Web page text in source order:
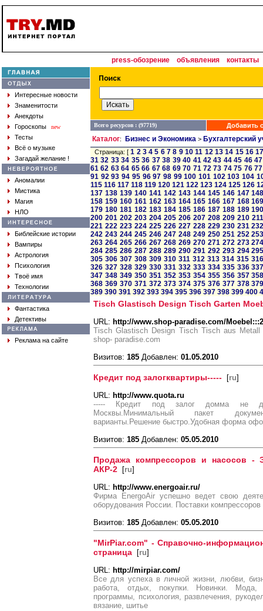
press-обозрение объявления контакты
Интересные новости
Знаменитости
Анекдоты
Гороскопы
new
Тесты
Всё о музыке
Загадай желание !
Аномалии
Мистика
Магия
НЛО
Библейские истории
Вампиры
Астрология
Психология
Твоё имя
Технологии
Фантастика
Детективы
Реклама на сайте
Всего ресурсов : (97719) Добавить
Каталог: Бизнес и Экономика > Бухгалтерский
Страница: [1 2 3 4 5 6 7 8 9 10 11 12 13 14 15 16
31 32 33 34 35 36 37 38 39 40 41 42 43 44 45 46 47
61 62 63 64 65 66 67 68 69 70 71 72 73 74 75 76 77
91 92 93 94 95 96 97 98 99 100 101 102 103 104
115 116 117 118 119 120 121 122 123 124 125 126
137 138 139 140 141 142 143 144 145 146 147
158 159 160 161 162 163 164 165 166 167 168
179 180 181 182 183 184 185 186 187 188 189
200 201 202 203 204 205 206 207 208 209 210 211
221 222 223 224 225 226 227 228 229 230 231
242 243 244 245 246 247 248 249 250 251 252
263 264 265 266 267 268 269 270 271 272 273
284 285 286 287 288 289 290 291 292 293 294
305 306 307 308 309 310 311 312 313 314 315 316
326 327 328 329 330 331 332 333 334 335 336
347 348 349 350 351 352 353 354 355 356 357
368 369 370 371 372 373 374 375 376 377 378
389 390 391 392 393 394 395 396 397 398 399 400
Tisch Glastisch Design Tisch Garten
URL: http://www.shop-paradise.com/
Tisch Glastisch Design Tisch Tisch aus
shop- paradise.com
Визитов: 185 Добавлен: 01.05.2010
Кредит под залогквартиры----- [ru]
URL: http://www.quota.ru
----- Кредит под залог домма не
Москвы.Минимальный пакет
варианты.Решение быстро.Удобная форма
Визитов: 185 Добавлен: 05.05.2010
Продажа компрессоров и насосов -
АКР-2 [ru]
URL: http://www.energoair.ru/
Фирма EnergoAir успешно ведет свою
оборудования России. Поставки
Визитов: 185 Добавлен: 05.05.2010
"MirPiar.com" - Справочно-
страница [ru]
URL: http://mirpiar.com/
Все для успеха в личной жизни, любви,
работа, отдых, покупки. Новинки.
программы, психология, развлечения,
вязание, шитье